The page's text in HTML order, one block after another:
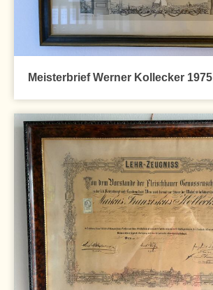
Meisterbrief Werner Kollecker 1975